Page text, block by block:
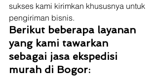
sukses kami kirimkan khususnya untuk
pengiriman bisnis.
Berikut beberapa layanan
yang kami tawarkan
sebagai jasa ekspedisi
murah di Bogor: